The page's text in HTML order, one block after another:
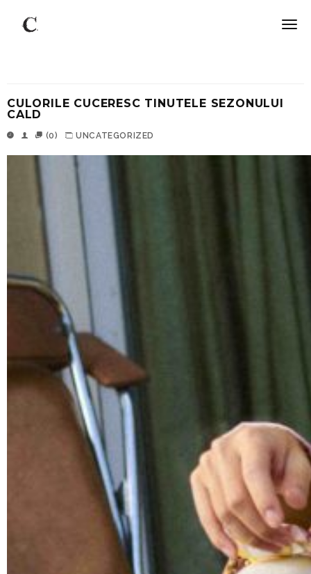
CULORILE CUCERESC TINUTELE SEZONULUI
CALD
(0) UNCATEGORIZED